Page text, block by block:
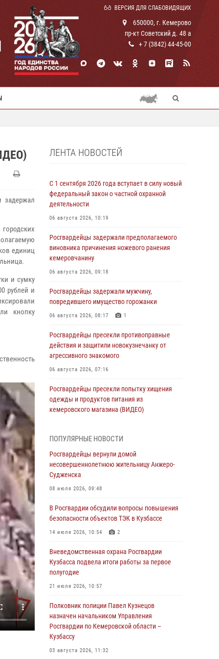
ВЕРСИЯ ДЛЯ СЛАБОВИДЯЩИХ
650000, г. Кемерово
пр-кт Советский д. 48 а
+ 7 (3842) 44-45-00
задержал
единиц
и сумку
рублей и
кнопку
ЛЕНТА НОВОСТЕЙ
С 1 сентября 2026 года вступает в силу новый
федеральный закон о частной охранной
деятельности
06 августа 2026, 10:19
Росгвардейцы задержали предполагаемого
виновника причинения ножевого ранения
кемеровчанину
06 августа 2026, 09:18
Росгвардейцы задержали мужчину,
повредившего имущество горожанки
06 августа 2026, 08:17 1
Росгвардейцы пресекли противоправные
действия и защитили новокузнечанку от
агрессивного знакомого
06 августа 2026, 07:16
Росгвардейцы пресекли попытку хищения
одежды и продуктов питания из
кемеровского магазина (ВИДЕО)
В Кузбассе стартовал чемпионат Сибирского
ордена Жукова округа Росгвардии по
служебно-боевой стрельбе
05 августа 2026, 10:53
дебошира, устроившего конфликт в
медицинском учреждении
05 августа 2026, 09:30
Росгвардейцы задержали участника драки,
причинившего побои оппоненту
05 августа 2026, 08:50
общественного порядка на городском пляже
05 августа 2026, 08:10
Росгвардейцы в Юрге пресекли попытку
проникновения на территорию частного
ПОПУЛЯРНЫЕ НОВОСТИ
Росгвардейцы вернули домой
несовершеннолетнюю жительницу Анжеро-
Судженска
08 июля 2026, 09:48
В Росгвардии обсудили вопросы повышения
безопасности объектов ТЭК в Кузбассе
14 июля 2026, 10:54 2
Вневедомственная охрана Росгвардии
Кузбасса подвела итоги работы за первое
полугодие
21 июля 2026, 10:57
Полковник полиции Павел Кузнецов
назначен начальником Управления
Росгвардии по Кемеровской области –
Кузбассу
03 августа 2026, 11:32